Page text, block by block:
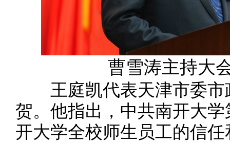
曹雪涛主持大
王庭凯代表天津市委市
贺。他指出，中共南开大
开大学全校师生员工的信